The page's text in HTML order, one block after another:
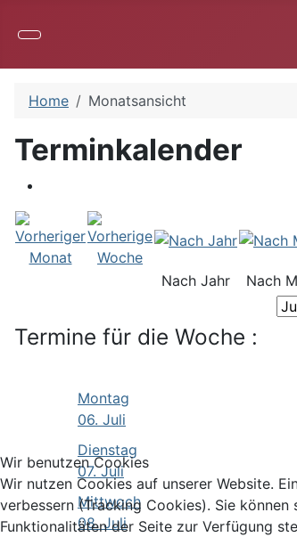
Home Monatsansicht
Terminkalender
Nach Jahr Nach
Termine für die Woche :
Montag
06. Juli
Dienstag
07. Juli
Mittwoch
08. Juli
Wir benutzen Cookies
Wir nutzen Cookies auf unserer Website.
verbessern (Tracking Cookies). Sie
Funktionalitäten der Seite zur Verfügung